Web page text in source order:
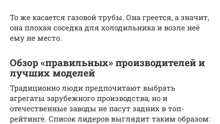
То же касается газовой трубы. Она греется, а значит,
она плохая соседка для холодильника и возле неё
ему не место.
Обзор «правильных» производителей и
лучших моделей
Традиционно люди предпочитают выбрать
агрегаты зарубежного производства, но и
отечественные заводы не пасут задних в топ-
рейтинге. Список лидеров выглядит таким образом: